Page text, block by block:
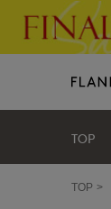
TOP
TOP